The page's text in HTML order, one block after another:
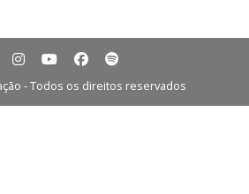
- Todos os direitos reservados